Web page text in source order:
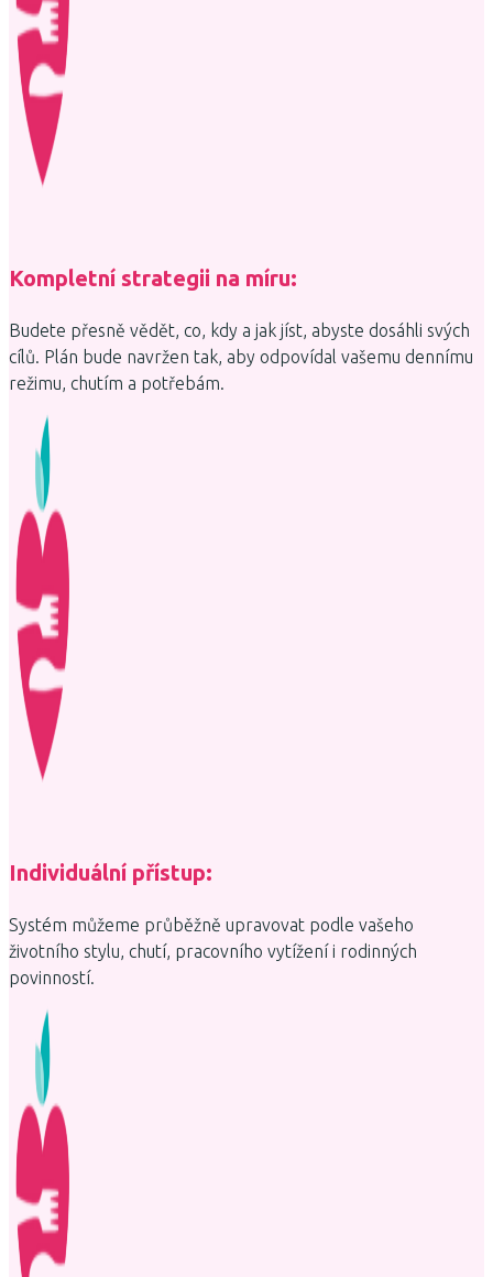
Kompletní strategii na míru:
Budete přesně vědět, co, kdy a jak jíst, abyste dosáhli svých
cílů. Plán bude navržen tak, aby odpovídal vašemu dennímu
režimu, chutím a potřebám.
Individuální přístup:
Systém můžeme průběžně upravovat podle vašeho
životního stylu, chutí, pracovního vytížení i rodinných
povinností.